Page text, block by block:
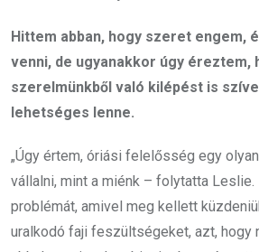
Hittem abban, hogy szeret engem,
venni, de ugyanakkor úgy éreztem,
szerelmünkből való kilépést is
lehetséges lenne.
„Úgy értem, óriási felelősség egy
vállalni, mint a miénk – folytatta
problémát, amivel meg kellett
uralkodó faji feszültségeket, azt, hogy